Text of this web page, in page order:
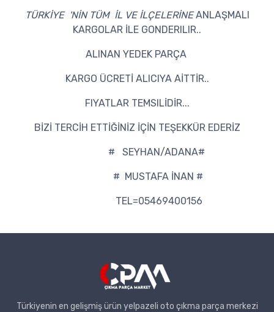
TÜRKİYE 'NİN TÜM İL VE İLÇELERİNEANLAŞMALI
KARGOLAR İLE GONDERILIR..
ALINAN YEDEK PARÇA
KARGO ÜCRETİ ALICIYA AİTTİR..
FIYATLAR TEMSILİDİR...
BİZİ TERCİH ETTİĞİNİZ İÇİN TEŞEKKÜR EDERİZ
# SEYHAN/ADANA#
# MUSTAFA İNAN #
TEL=05469400156
Türkiyenin en gelişmiş ürün yelpazeli oto çıkma parça merkezi